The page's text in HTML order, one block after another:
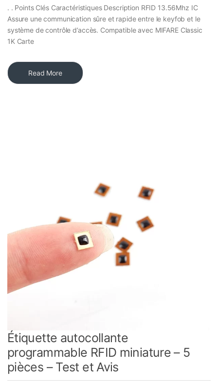
. . Points Clés Caractéristiques Description RFID 13.56Mhz IC
Assure une communication sûre et rapide entre le keyfob et le
système de contrôle d’accès. Compatible avec MIFARE Classic
1K Carte
Read More
Étiquette autocollante
programmable RFID miniature – 5
pièces – Test et Avis